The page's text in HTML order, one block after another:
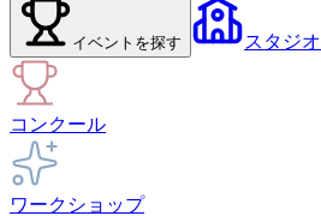
イベント を探す スタジオ
コンクール
ワークショップ